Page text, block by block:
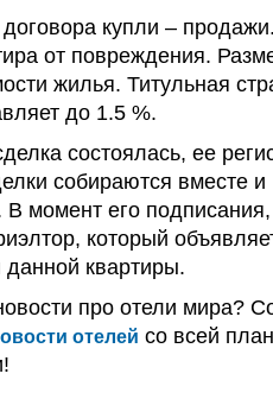
купли –
от повреждения.
жилья. Титульная
до 1.5 %.
состоялась, ее
собираются вместе
момент его
который
квартиры.
про отели мира?
отелей со всей